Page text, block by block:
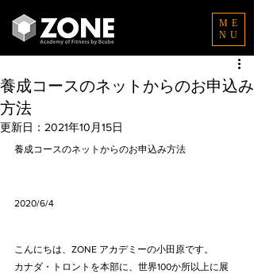
ME
NU
養成コースのネットからのお申込み
方法
更新日： 2021年10月15日
養成コースのネットからのお申込み方法
2020/6/4
こんにちは、ZONE アカデミーの小田原です。
カナダ・トロントを本部に、世界100か所以上に展